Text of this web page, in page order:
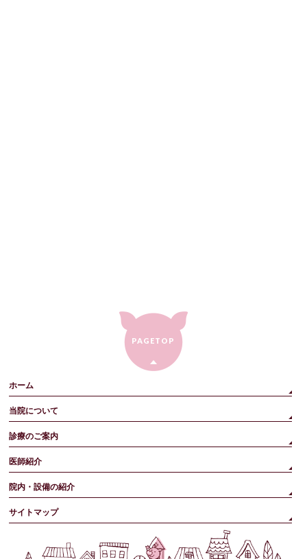
PAGETOP
ホーム
当院について
診療のご案内
医師紹介
院内・設備の紹介
サイトマップ